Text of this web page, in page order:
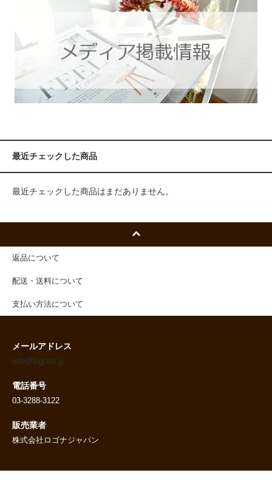
最近チェックした商品
最近チェックした商品はまだありません。
返品について
配送・送料について
支払い方法について
メールアドレス
info@logona.jp
電話番号
03-3288-3122
販売業者
株式会社ロゴナジャパン